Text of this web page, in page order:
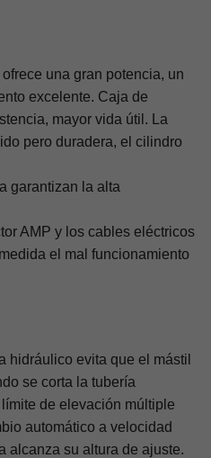
una gran potencia, un
excelente. Caja de
mayor vida útil. La
pero duradera, el cilindro
garantizan la alta
AMP y los cables eléctricos
el mal funcionamiento
hidráulico evita que el mástil
se corta la tubería
de elevación múltiple
automático a velocidad
alcanza su altura de ajuste.